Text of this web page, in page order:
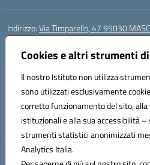
Cookies e altri strumenti
Il nostro Istituto non utilizza
sono utilizzati esclusivamente
corretto funzionamento del sito,
istituzionali e alla sua accessibilità
strumenti statistici anonimizzati
Analytics Italia.
Indirizzo:Via Timparello, 47 95030
Centralino:
Posta elettronica certificata (PEC):
Codice fiscale: 93238350875
Codice meccanografico:ctic8bc002
Codice Indice delle Pubbliche
Codice unico di fatturazione (CUF): 2PO2JW
Hosting & Powered by